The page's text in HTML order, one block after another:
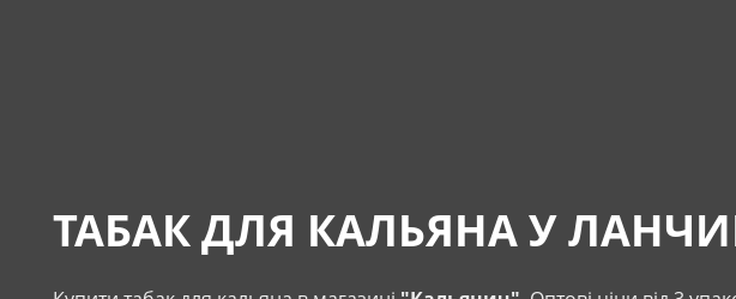
ТАБАК ДЛЯ КАЛЬЯНА У